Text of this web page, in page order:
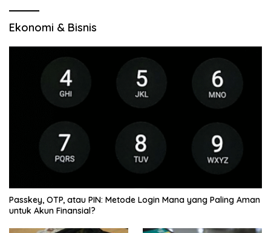
Ekonomi & Bisnis
Passkey, OTP, atau PIN: Metode Login Mana yang Paling Aman
untuk Akun Finansial?